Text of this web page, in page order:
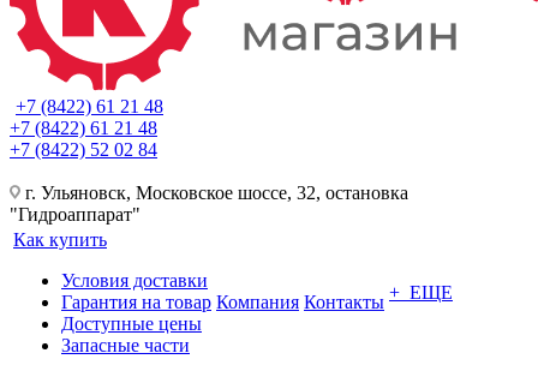
+7 (8422) 61 21 48
+7 (8422) 61 21 48
+7 (8422) 52 02 84
г. Ульяновск, Московское шоссе, 32, остановка
"Гидроаппарат"
Как купить
Условия доставки
Гарантия на товар
Доступные цены
Запасные части
Компания Контакты + ЕЩЕ